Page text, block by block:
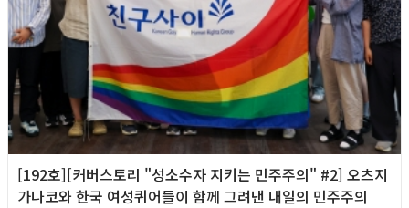
[192호][커버스토리 "성소수자 지키는 민주주의" #2] 오츠지
가나코와 한국 여성퀴어들이 함께 그려낸 내일의 민주주의